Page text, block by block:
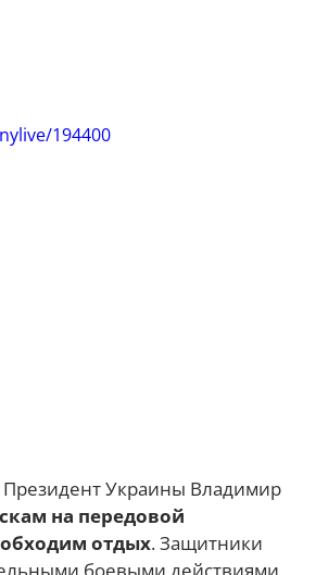
194400
Президент Украины Владимир
на передовой
отдых. Защитники